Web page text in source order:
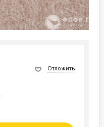
Отложить